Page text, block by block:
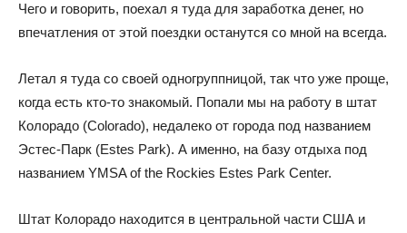
Чего и говорить, поехал я туда для заработка денег, но
впечатления от этой поездки останутся со мной на всегда.
Летал я туда со своей одногруппницой, так что уже проще,
когда есть кто-то знакомый. Попали мы на работу в штат
Колорадо (Colorado), недалеко от города под названием
Эстес-Парк (Estes Park). А именно, на базу отдыха под
названием YMSA of the Rockies Estes Park Center.
Штат Колорадо находится в центральной части США и